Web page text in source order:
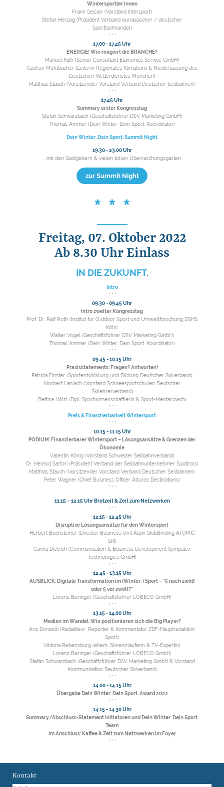
Wintersportler:innen
Frank Geisler (Vorstand Intersport)
Stefan Herzog (Präsident Verband europäischer / deutscher
Sportfachhandel)
* * *
17.00 - 17.45 Uhr
ENERGIE! Wie reagiert die BRANCHE?
Manuel Fath (Senior Consultant Etanomics Service GmbH)
Gudrun Mühlbacher (Leiterin Regionales Klimabüro & Niederlassung des
Deutschen Wetterdienstes München)
Matthias Stauch (Vorsitzender Vorstand Verband Deutscher Seilbahnen)
* * *
17.45 Uhr
Summary erster Kongresstag
Stefan Schwarzbach (Geschäftsführer DSV Marketing GmbH)
Thomas Ammer (Dein Winter. Dein Sport. Koordinator)
Dein Winter. Dein Sport. Summit Night
19.30 - 23.00 Uhr
...mit den Gastgebern & vielen tollen Überraschungsgästen
zur Summit Night
* * *
Freitag, 07. Oktober 2022
Ab 8.30 Uhr Einlass
IN DIE ZUKUNFT.
Intro
* * *
09.30 - 09.45 Uhr
Intro zweiter Kongresstag
Prof. Dr. Ralf Roth (Institut für Outdoor Sport und Umweltforschung DSHS
Köln)
Walter Vogel (Geschäftsführer DSV Marketing GmbH)
Thomas Ammer (Dein Winter. Dein Sport. Koordinator)
* * *
09.45 - 10.15 Uhr
Praxisstatements: Fragen? Antworten!
Patricia Finster (Sportentwicklung und Bildung Deutscher Skiverband)
Norbert Haslach (Vorstand Schneesportschulen Deutscher
Skilehrerverband)
Bettina Hölzl (Dipl. Sportwissenschaftlerin & Sport-Mentalcoach)
* * *
Preis & Finanzierbarkeit Wintersport
* * *
10.15 - 11.15 Uhr
PODIUM: Finanzierbarer Wintersport – Lösungsansätze & Grenzen der
Ökonomie
Valentin König (Vorstand Schweizer Seilbahnverband)
Dr. Helmut Sartori (Präsident Verband der Seilbahnunternehmer Südtirols)
Matthias Stauch (Vorsitzender Vorstand Verband Deutscher Seilbahnen)
Peter Wagner (Chief Business Officer Alturos Destinations)
* * *
11.15 – 12.15 Uhr Brotzeit & Zeit zum Netzwerken
* * *
12.15 - 12.45 Uhr
Disruptive Lösungsansätze für den Wintersport
Herbert Buchsteiner (Director Business Unit Alpin Ski&Binding ATOMIC
SKI)
Carina Dietrich (Communication & Business Development Sympatex
Technologies GmbH)
* * *
12.45 - 13.15 Uhr
AUSBLICK: Digitale Transformation im (Winter-) Sport – "5 nach zwölf
oder 5 vor zwölf?"
Lorenz Beringer (Geschäftsführer LOBECO GmbH)
* * *
13.15 - 14.00 Uhr
Medien im Wandel: Wie positionieren sich die Big Player?
Aris Donzelli (Redakteur, Reporter & Kommentator ZDF-Hauptredaktion
Sport)
Viktoria Rebensburg (ehem. Skirennläuferin & TV-Expertin)
Lorenz Beringer (Geschäftsführer LOBECO GmbH)
Stefan Schwarzbach (Geschäftsführer DSV Marketing GmbH & Vorstand
Kommunikation Deutscher Skiverband)
* * *
14.00 - 14.15 Uhr
Übergabe Dein Winter. Dein Sport. Award 2022
* * *
14.15 - 14.30 Uhr
Summary/Abschluss-Statement Initiatoren und Dein Winter. Dein Sport.
Team
Im Anschluss: Kaffee & Zeit zum Netzwerken im Foyer
* * *
Kontakt